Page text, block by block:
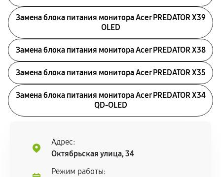
Замена блока питания монитора Acer PREDATOR X39
OLED
Замена блока питания монитора Acer PREDATOR X38
Замена блока питания монитора Acer PREDATOR X35
Замена блока питания монитора Acer PREDATOR X34
QD-OLED
Адрес:
Октябрьская улица, 34
Режим работы: